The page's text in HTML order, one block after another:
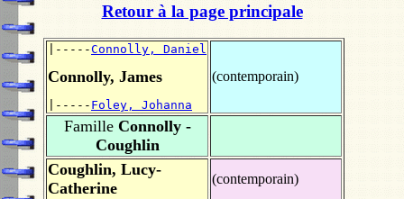
Retour à la page principale
|-----Connolly, Daniel
Connolly, James
|----- Foley, Johanna
(contemporain)
FamilleConnolly -
Coughlin
Coughlin, Lucy-
Catherine
(contemporain)